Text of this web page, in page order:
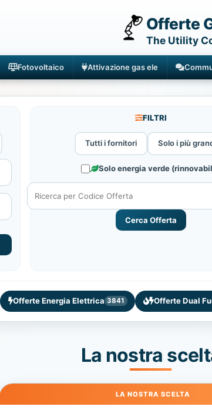
Offerte
The Utility
Fotovoltaico Attivazione gas ele
FILTRI
Tutti i fornitori Solo i più
Solo energia verde
Cerca Offerta
Offerte Energia Elettrica 3841 Offerte Dual
La nostra